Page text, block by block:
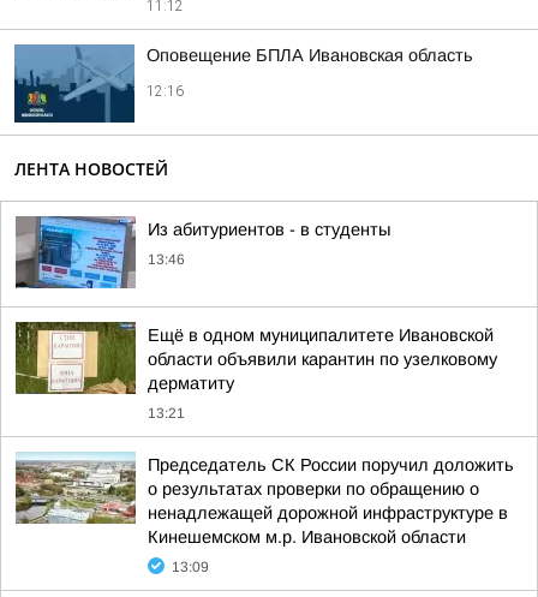
11:12
Оповещение БПЛА Ивановская область
12:16
ЛЕНТА НОВОСТЕЙ
Из абитуриентов - в студенты
13:46
Ещё в одном муниципалитете Ивановской
области объявили карантин по узелковому
дерматиту
13:21
Председатель СК России поручил доложить
о результатах проверки по обращению о
ненадлежащей дорожной инфраструктуре в
Кинешемском м.р. Ивановской области
13:09